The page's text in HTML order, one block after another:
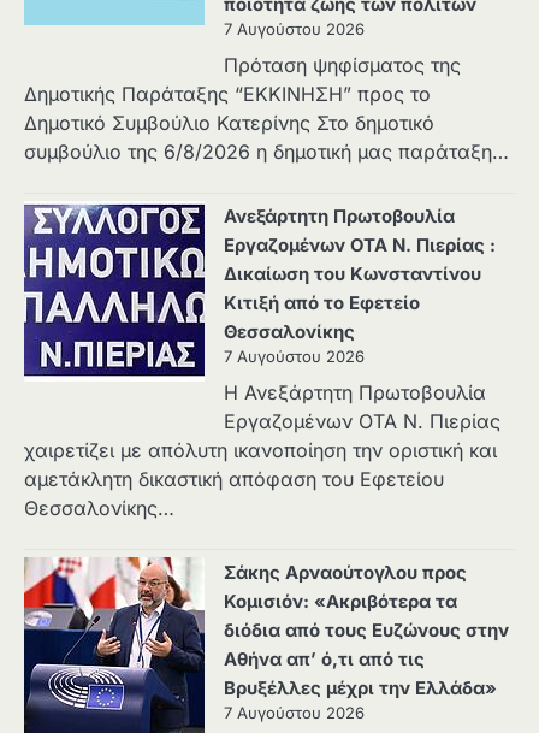
ποιότητα ζωής των πολιτών
7 Αυγούστου 2026
Πρόταση ψηφίσματος της
Δημοτικής Παράταξης “ΕΚΚΙΝΗΣΗ” προς το
Δημοτικό Συμβούλιο Κατερίνης Στο δημοτικό
συμβούλιο της 6/8/2026 η δημοτική μας παράταξη…
Ανεξάρτητη Πρωτοβουλία
Εργαζομένων ΟΤΑ Ν. Πιερίας :
Δικαίωση του Κωνσταντίνου
Κιτιξή από το Εφετείο
Θεσσαλονίκης
7 Αυγούστου 2026
Η Ανεξάρτητη Πρωτοβουλία
Εργαζομένων ΟΤΑ Ν. Πιερίας
χαιρετίζει με απόλυτη ικανοποίηση την οριστική και
αμετάκλητη δικαστική απόφαση του Εφετείου
Θεσσαλονίκης…
Σάκης Αρναούτογλου προς
Κομισιόν: «Ακριβότερα τα
διόδια από τους Ευζώνους στην
Αθήνα απ’ ό,τι από τις
Βρυξέλλες μέχρι την Ελλάδα»
7 Αυγούστου 2026